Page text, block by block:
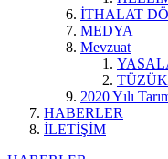
İTHALAT
MEDYA
Mevzuat
2020 Yılı
HABERLER
İLETİŞİM